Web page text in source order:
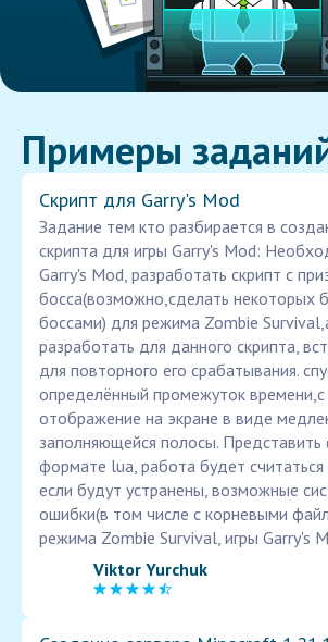
Примеры
Скрипт для Garry's Mod
Задание тем кто разбирается в
скрипта для игры Garry's Mod:
Garry's Mod, разработать скрипт с
босса(возможно,сделать некоторых
боссами) для режима Zombie
разработать для данного скрипта,
для повторного его срабатывания.
определённый промежуток времени,с
отображение на экране в виде
заполняющейся полосы. Представить
формате lua, работа будет
если будут устранены, возможные
ошибки(в том числе с корневыми
режима Zombie Survival, игры Garry's
Viktor Yurchuk